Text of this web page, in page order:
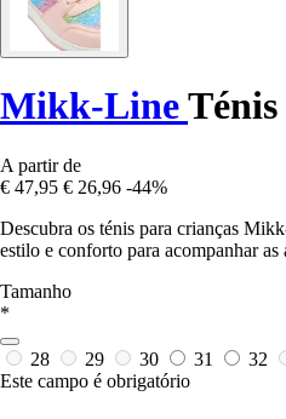
Mikk-Line
A partir de
€ 47,95 € 26,96 -44%
Descubra os ténis para crianças
estilo e conforto para acompanhar as
Tamanho
*
28 29 30 31 32
Este campo é obrigatório